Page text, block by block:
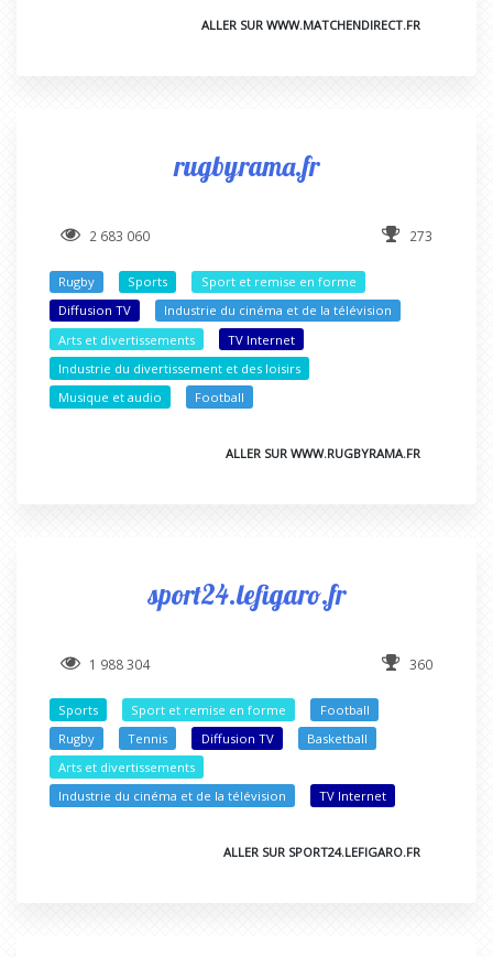
ALLER SUR WWW.MATCHENDIRECT.FR
rugbyrama.fr
2 683 060 273
Rugby Sports
Sport et remise en forme
Diffusion TV
Industrie du cinéma et de la télévision
Arts et divertissements
TV Internet
Industrie du divertissement et des loisirs
Musique et audio
Football
ALLER SUR WWW.RUGBYRAMA.FR
sport24.lefigaro.fr
1 988 304 360
Sports Sport et remise en forme
Football
Rugby
Tennis Diffusion TV
Basketball
Arts et divertissements
Industrie du cinéma et de la télévision
TV Internet
ALLER SUR SPORT24.LEFIGARO.FR